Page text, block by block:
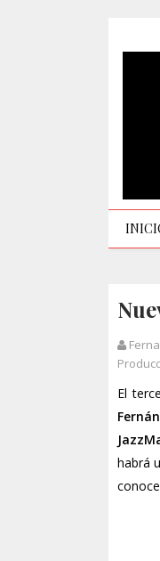
El
habrá